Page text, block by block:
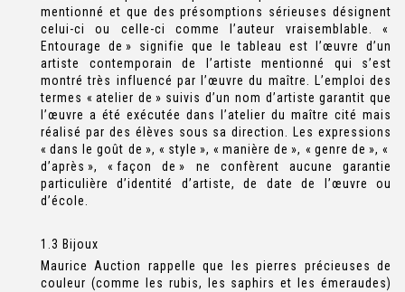
mentionné et que des présomptions sérieuses désignent
celui-ci ou celle-ci comme l’auteur vraisemblable. «
Entourage de » signifie que le tableau est l’œuvre d’un
artiste contemporain de l’artiste mentionné qui s’est
montré très influencé par l’œuvre du maître. L’emploi des
termes « atelier de » suivis d’un nom d’artiste garantit que
l’œuvre a été exécutée dans l’atelier du maître cité mais
réalisé par des élèves sous sa direction. Les expressions
« dans le goût de », « style », « manière de », « genre de », «
d’après », « façon de » ne confèrent aucune garantie
particulière d’identité d’artiste, de date de l’œuvre ou
d’école.
1.3 Bijoux
Maurice Auction rappelle que les pierres précieuses de
couleur (comme les rubis, les saphirs et les émeraudes)